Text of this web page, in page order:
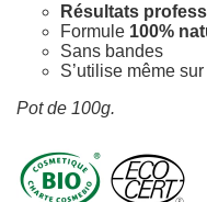
Résultats
Formule 100%
Sans bandes
S’utilise même sur
Pot de 100g.